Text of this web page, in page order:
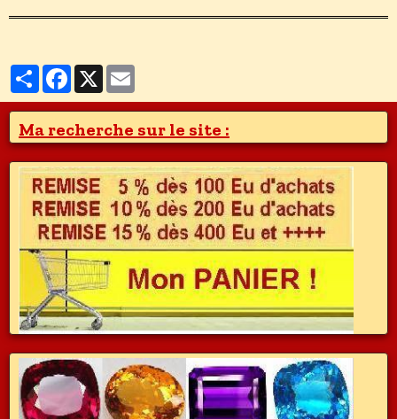
PartagerFacebook
X
Ma recherche sur le site :